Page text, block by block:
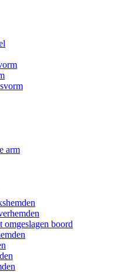
arm
omgeslagen boord